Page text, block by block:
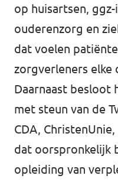
op huisartsen,
ouderenzorg en
dat voelen
zorgverleners elke
Daarnaast besloot
met steun van de
CDA,
dat oorspronkelijk
opleiding van